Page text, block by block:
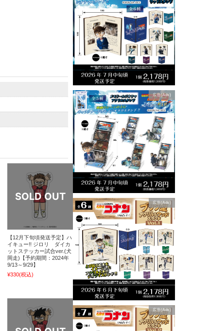
広告(Ads)
広告(Ads)
広告(Ads)
【12月下旬頃発送予定】ハ
イキュー!! ジロリ ダイカ
ットステッカー試合ver.(犬
岡走)【予約期間：2024年
9/13～9/29】
¥330(税込)